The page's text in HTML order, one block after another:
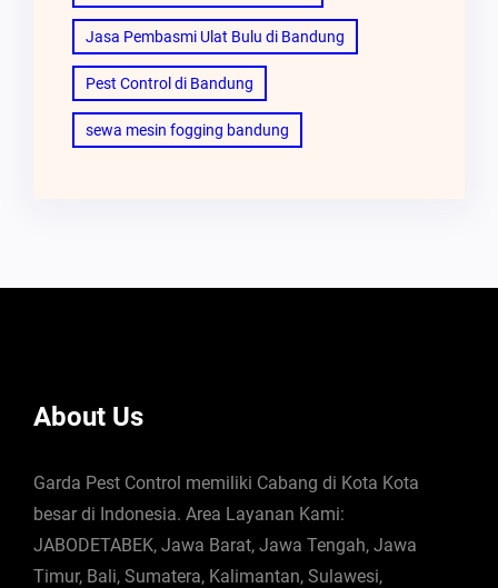
Jasa Pembasmi Ulat Bulu di Bandung
Pest Control di Bandung
sewa mesin fogging bandung
About Us
Garda Pest Control memiliki Cabang di Kota Kota
besar di Indonesia. Area Layanan Kami:
JABODETABEK, Jawa Barat, Jawa Tengah, Jawa
Timur, Bali, Sumatera, Kalimantan, Sulawesi,